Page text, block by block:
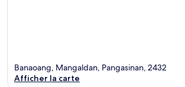
Banaoang, Mangaldan, Pangasinan, 2432
Afficher la carte